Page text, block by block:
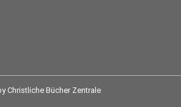
Christliche Bücher Zentrale